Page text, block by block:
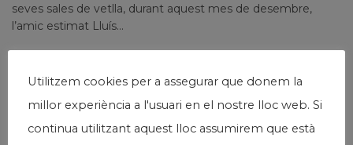
seves sales de vetlla, durant aquest mes de desembre,
l’amic estimat Lluís...
Utilitzem cookies per a assegurar que donem la
millor experiència a l'usuari en el nostre lloc web. Si
continua utilitzant aquest lloc assumirem que està